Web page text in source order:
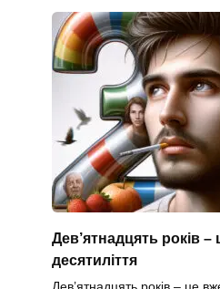
Дев’ятнадцять років
десятиліття
Дев’ятнадцять років – це